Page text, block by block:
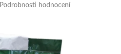
Podrobnosti hodnocení